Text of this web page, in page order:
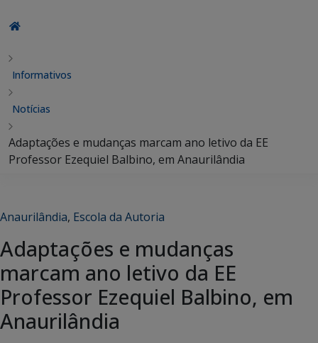
Informativos
Notícias
Adaptações e mudanças marcam ano letivo da EE
Professor Ezequiel Balbino, em Anaurilândia
Anaurilândia, Escola da Autoria
Adaptações e mudanças
marcam ano letivo da EE
Professor Ezequiel Balbino, em
Anaurilândia